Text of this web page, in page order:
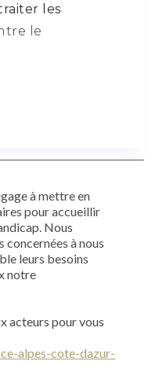
les
le
à mettre en
pour accueillir
Nous
à nous
leurs besoins
notre
acteurs pour vous
alpes-cote-dazur-